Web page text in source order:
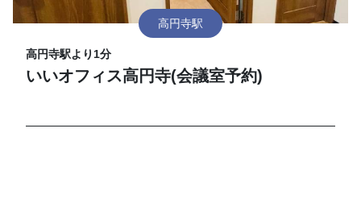
高円寺駅
高円寺駅より1分
いいオフィス高円寺(会議室予約)